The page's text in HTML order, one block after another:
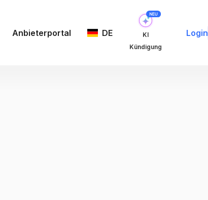
Anbieterportal DE
KI
Kündigung
Login